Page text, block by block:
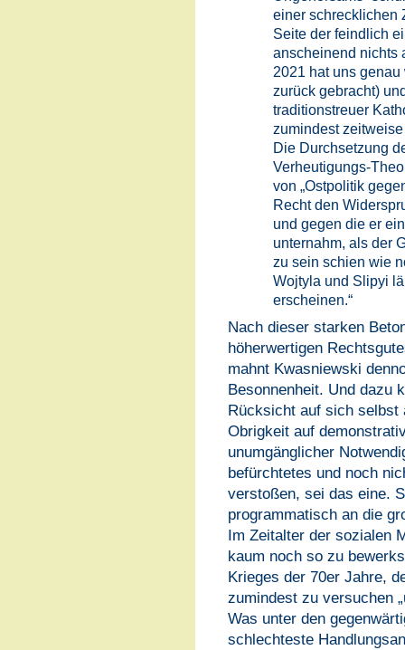
einer schrecklichen
Seite der feindlich
anscheinend nichts
2021 hat uns
zurück gebracht)
traditionstreuer
zumindest
Die Durchsetzung
Verheutigungs-
von „Ostpolitik
Recht den
und gegen die er
unternahm, als der
zu sein schien wie
Wojtyla und Slipyi
erscheinen.“
Nach dieser starken
höherwertigen
mahnt Kwasniewski
Besonnenheit. Und dazu
Rücksicht auf sich selbst
Obrigkeit auf
unumgänglicher
befürchtetes und noch
verstoßen, sei das eine.
programmatisch an die
Im Zeitalter der sozialen
kaum noch so zu
Krieges der 70er Jahre,
zumindest zu versuchen
Was unter den
schlechteste